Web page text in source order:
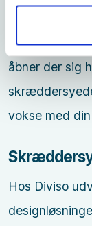
Med nye
Progressive
åbner der sig
vokse med
Hos Diviso